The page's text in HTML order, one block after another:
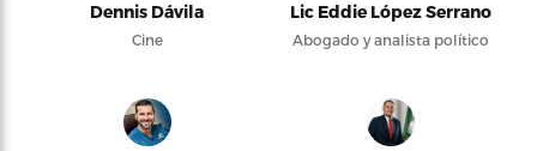
Dennis Dávila
Cine
Lic Eddie López Serrano
Abogado y analista político